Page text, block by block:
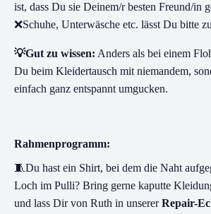
ist, dass Du sie Deinem/r besten Freund/in
❌Schuhe, Unterwäsche etc. lässt Du bitte
💡Gut zu wissen: Anders als bei einem
Du beim Kleidertausch mit niemandem,
einfach ganz entspannt umgucken.
Rahmenprogramm:
🧵Du hast ein Shirt, bei dem die Naht
Loch im Pulli? Bring gerne kaputte
und lass Dir von Ruth in unsererRepair-